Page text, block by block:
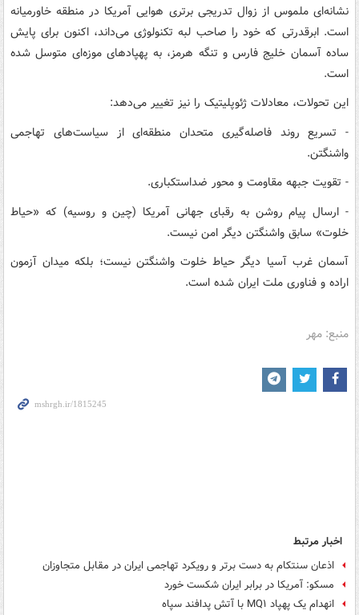
نشانه‌ای ملموس از زوال تدریجی برتری هوایی آمریکا در منطقه خاورمیانه
است. ابرقدرتی که خود را صاحب لبه تکنولوژی می‌داند، اکنون برای پایش
ساده آسمان خلیج فارس و تنگه هرمز، به پهپادهای موزه‌ای متوسل شده
است.
این تحولات، معادلات ژئوپلیتیک را نیز تغییر می‌دهد:
- تسریع روند فاصله‌گیری متحدان منطقه‌ای از سیاست‌های تهاجمی
واشنگتن.
- تقویت جبهه مقاومت و محور ضداستکباری.
- ارسال پیام روشن به رقبای جهانی آمریکا (چین و روسیه) که «حیاط
خلوت» سابق واشنگتن دیگر امن نیست.
آسمان غرب آسیا دیگر حیاط خلوت واشنگتن نیست؛ بلکه میدان آزمون
اراده و فناوری ملت ایران شده است.
منبع: مهر
اخبار مرتبط
اذعان سنتکام به دست برتر و رویکرد تهاجمی ایران در مقابل متجاوزان
مسکو: آمریکا در برابر ایران شکست خورد
انهدام یک پهپاد MQ۱ با آتش پدافند سپاه